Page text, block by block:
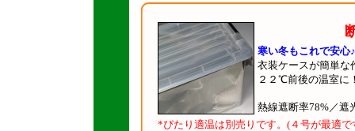
寒い冬もこれで安心♪
衣装ケースが簡単な
２２℃前後の温室に
熱線遮断率78%／遮
*ぴたり適温は別売りです。(４号が最適で